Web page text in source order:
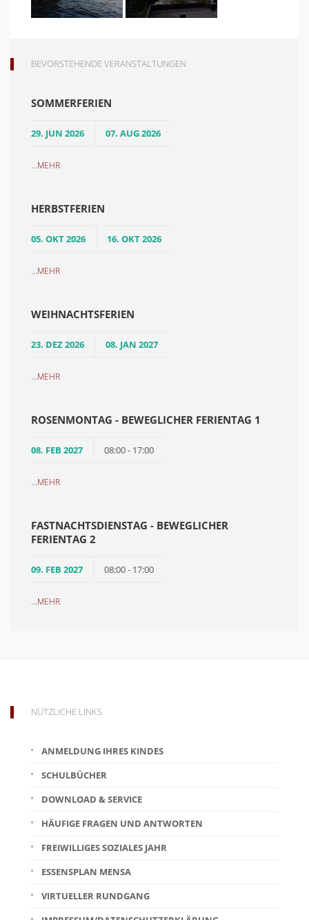
BEVORSTEHENDE VERANSTALTUNGEN
SOMMERFERIEN
29. JUN 2026 07. AUG 2026
...MEHR
HERBSTFERIEN
05. OKT 2026 16. OKT 2026
...MEHR
WEIHNACHTSFERIEN
23. DEZ 2026 08. JAN 2027
...MEHR
ROSENMONTAG - BEWEGLICHER FERIENTAG 1
08. FEB 2027 08:00 - 17:00
...MEHR
FASTNACHTSDIENSTAG - BEWEGLICHER
FERIENTAG 2
09. FEB 2027 08:00 - 17:00
...MEHR
NÜTZLICHE LINKS
ANMELDUNG IHRES KINDES
SCHULBÜCHER
DOWNLOAD & SERVICE
HÄUFIGE FRAGEN UND ANTWORTEN
FREIWILLIGES SOZIALES JAHR
ESSENSPLAN MENSA
VIRTUELLER RUNDGANG